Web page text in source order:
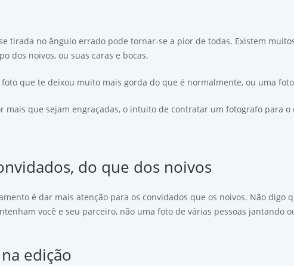
tirada no ângulo errado pode tornar-se a pior de todas. Existem
dos noivos, ou suas caras e bocas.
que te deixou muito mais gorda do que é normalmente, ou uma
mais que sejam engraçadas, o intuito de contratar um fotografo para
do que dos noivos
é dar mais atenção para os convidados que os noivos. Não digo
você e seu parceiro, não uma foto de várias pessoas jantando
na edição